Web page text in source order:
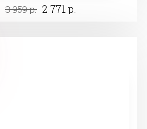
3 959 р. 2 771 р.